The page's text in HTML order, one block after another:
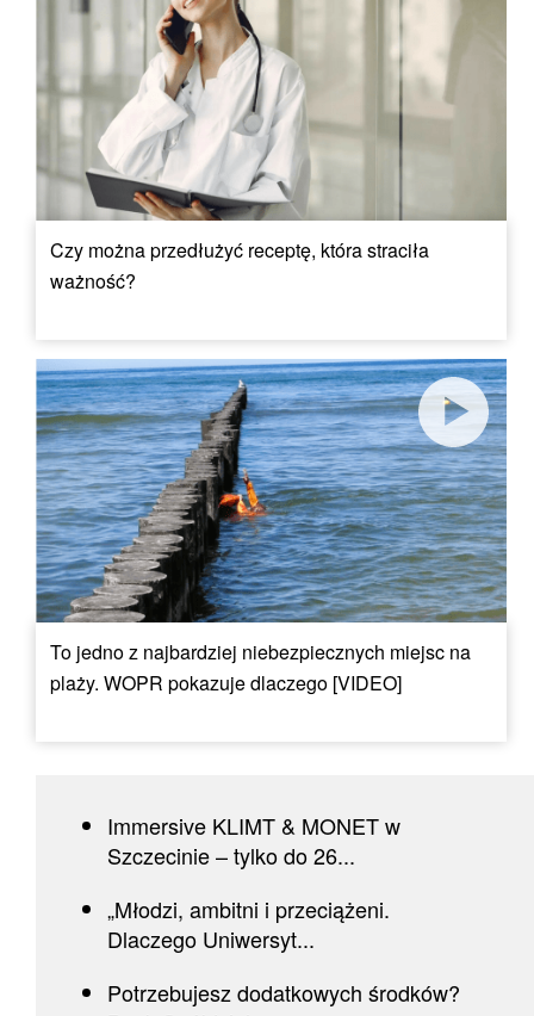
Czy można przedłużyć receptę, która straciła
ważność?
To jedno z najbardziej niebezpiecznych miejsc na
plaży. WOPR pokazuje dlaczego [VIDEO]
Immersive KLIMT & MONET w
Szczecinie – tylko do 26...
„Młodzi, ambitni i przeciążeni.
Dlaczego Uniwersyt...
Potrzebujesz dodatkowych środków?